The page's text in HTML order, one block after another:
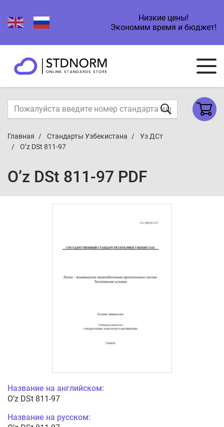
Низкие цены!
Экономим время и бюджет!
Главная Стандарты Узбекистана
Уз ДСт
O’z DSt 811-97
O’z DSt 811-97 PDF
Название на английском:
O’z DSt 811-97
Название на русском: